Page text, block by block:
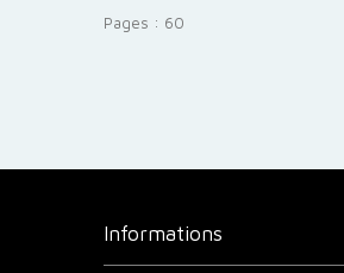
Pages : 60
Informations